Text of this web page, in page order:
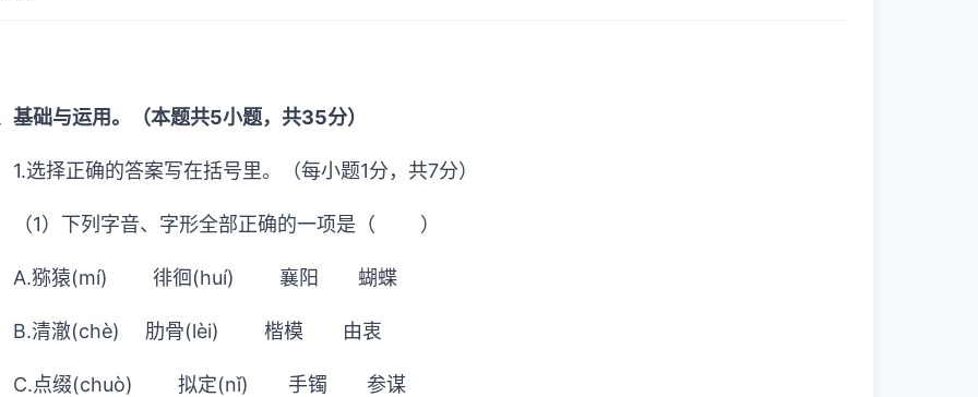
基础与运用。（本题共5小题，共35分）
1.选择正确的答案写在括号里。（每小题1分，共7分）
（1）下列字音、字形全部正确的一项是（ ）
A.猕猿(mí) 徘徊(huí) 襄阳 蝴蝶
B.清澈(chè) 肋骨(lèi) 楷模 由衷
C.点缀(chuò) 拟定(nǐ) 手镯 参谋